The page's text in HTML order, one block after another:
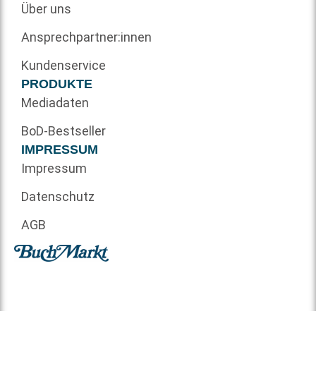
Über uns
Ansprechpartner:innen
Kundenservice
PRODUKTE
Mediadaten
BoD-Bestseller
IMPRESSUM
Impressum
Datenschutz
AGB